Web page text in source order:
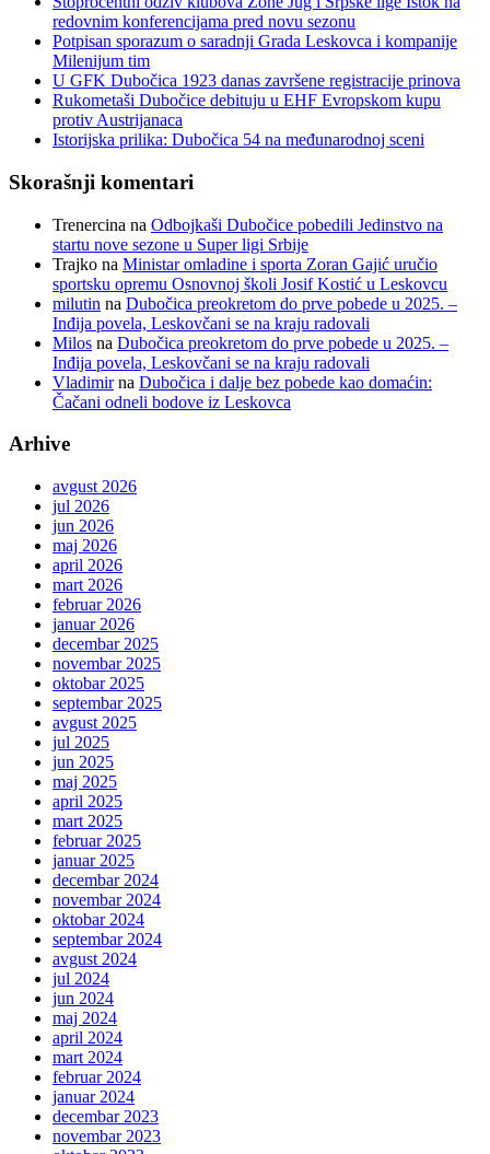
redovnim konferencijama pred novu sezonu
Potpisan sporazum o saradnji Grada Leskovca i kompanije
Milenijum tim
U GFK Dubočica 1923 danas završene registracije prinova
Rukometaši Dubočice debituju u EHF Evropskom kupu
protiv Austrijanaca
Istorijska prilika: Dubočica 54 na međunarodnoj sceni
Skorašnji komentari
Trenercina na Odbojkaši Dubočice pobedili Jedinstvo na
startu nove sezone u Super ligi Srbije
Trajko na Ministar omladine i sporta Zoran Gajić uručio
sportsku opremu Osnovnoj školi Josif Kostić u Leskovcu
milutin na Dubočica preokretom do prve pobede u 2025. –
Inđija povela, Leskovčani se na kraju radovali
Milos na Dubočica preokretom do prve pobede u 2025. –
Inđija povela, Leskovčani se na kraju radovali
Vladimirna Dubočica i dalje bez pobede kao domaćin:
Čačani odneli bodove iz Leskovca
Arhive
avgust 2026
jul 2026
jun 2026
maj 2026
april 2026
mart 2026
februar 2026
januar 2026
decembar 2025
novembar 2025
oktobar 2025
septembar 2025
avgust 2025
jul 2025
jun 2025
maj 2025
april 2025
mart 2025
februar 2025
januar 2025
decembar 2024
novembar 2024
oktobar 2024
septembar 2024
avgust 2024
jul 2024
jun 2024
maj 2024
april 2024
mart 2024
februar 2024
januar 2024
decembar 2023
novembar 2023